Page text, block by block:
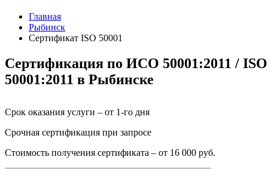
Главная
Рыбинск
Сертификат ISO 50001
Сертификация по ИСО 50001:2011 / ISO
50001:2011 в Рыбинске
Срок оказания услуги – от 1-го дня
Срочная сертификация при запросе
Стоимость получения сертификата – от 16 000 руб.